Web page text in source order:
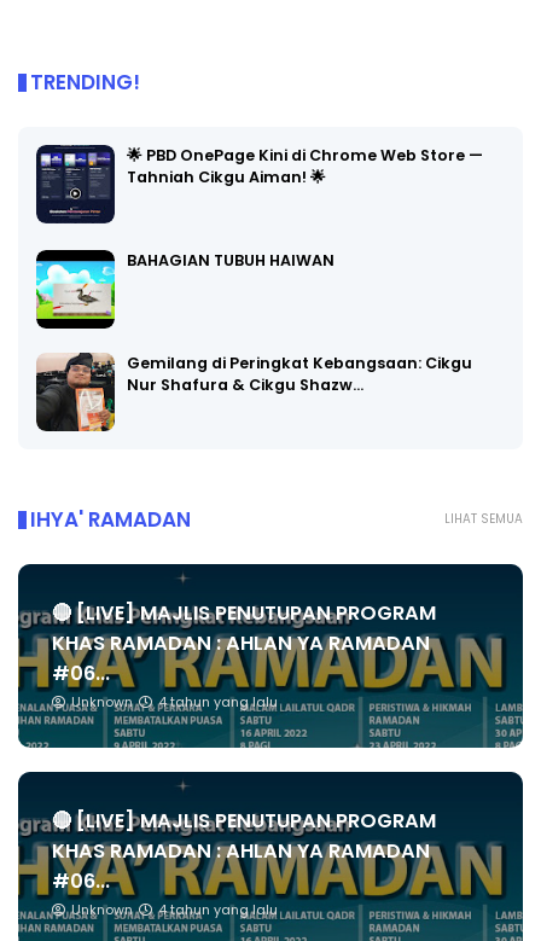
TRENDING!
🌟 PBD OnePage Kini di Chrome Web Store —
Tahniah Cikgu Aiman! 🌟
BAHAGIAN TUBUH HAIWAN
Gemilang di Peringkat Kebangsaan: Cikgu
Nur Shafura & Cikgu Shazw…
LIHAT SEMUA
IHYA' RAMADAN
🔴 [LIVE] MAJLIS PENUTUPAN PROGRAM
KHAS RAMADAN : AHLAN YA RAMADAN
#06...
Unknown 4 tahun yang lalu
🔴 [LIVE] MAJLIS PENUTUPAN PROGRAM
KHAS RAMADAN : AHLAN YA RAMADAN
#06...
Unknown 4 tahun yang lalu